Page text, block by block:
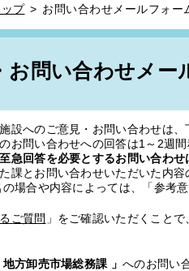
ップ > お問い合わせメールフォー
お問い合わせメー
設へのご意見・お問い合わせは
お問い合わせへの回答は1～2週
急回答を必要とするお問い合わせ
課とお問い合わせいただいた内
場合や内容によっては、「参考
ご質問 」をご確認いただくこと
地方卸売市場総務課 」へのお問い